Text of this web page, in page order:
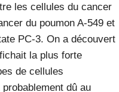
les cellules du cancer
du poumon A-549 et
PC-3. On a découvert
la plus forte
de cellules
dû au